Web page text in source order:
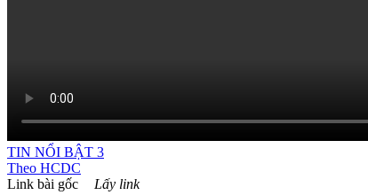
TIN NỔI BẬT 3
Theo HCDC
Link bài gốc
Lấy link